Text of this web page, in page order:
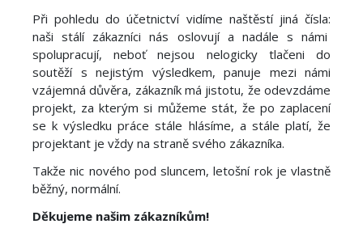
Při pohledu do účetnictví vidíme naštěstí jiná čísla:
naši stálí zákazníci nás oslovují a nadále s námi
spolupracují, neboť nejsou nelogicky tlačeni do
soutěží s nejistým výsledkem, panuje mezi námi
vzájemná důvěra, zákazník má jistotu, že odevzdáme
projekt, za kterým si můžeme stát, že po zaplacení
se k výsledku práce stále hlásíme, a stále platí, že
projektant je vždy na straně svého zákazníka.
Takže nic nového pod sluncem, letošní rok je vlastně
běžný, normální.
Děkujeme našim zákazníkům!